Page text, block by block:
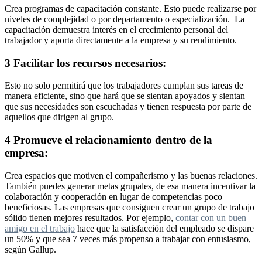
Crea programas de capacitación constante. Esto puede realizarse por
niveles de complejidad o por departamento o especialización. La
capacitación demuestra interés en el crecimiento personal del
trabajador y aporta directamente a la empresa y su rendimiento.
3 Facilitar los recursos necesarios:
Esto no solo permitirá que los trabajadores cumplan sus tareas de
manera eficiente, sino que hará que se sientan apoyados y sientan
que sus necesidades son escuchadas y tienen respuesta por parte de
aquellos que dirigen al grupo.
4 Promueve el relacionamiento dentro de la
empresa:
Crea espacios que motiven el compañerismo y las buenas relaciones.
También puedes generar metas grupales, de esa manera incentivar la
colaboración y cooperación en lugar de competencias poco
beneficiosas. Las empresas que consiguen crear un grupo de trabajo
sólido tienen mejores resultados. Por ejemplo, contar con un buen
amigo en el trabajo hace que la satisfacción del empleado se dispare
un 50% y que sea 7 veces más propenso a trabajar con entusiasmo,
según Gallup.